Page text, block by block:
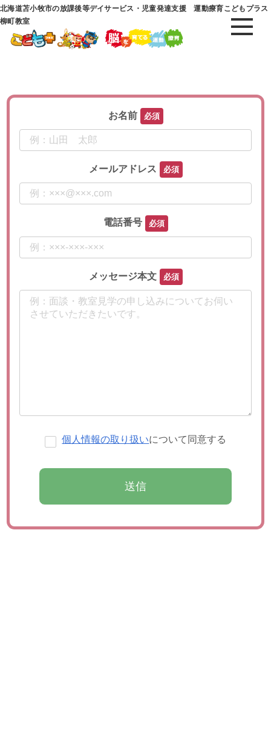
北海道苫小牧市の放課後等デイサービス・児童発達支援 運動療育こどもプラス
柳町教室
お名前
メールアドレス
電話番号
このフィールドは空のままに
メッセージ本文
個人情報の取り扱いについて同意する